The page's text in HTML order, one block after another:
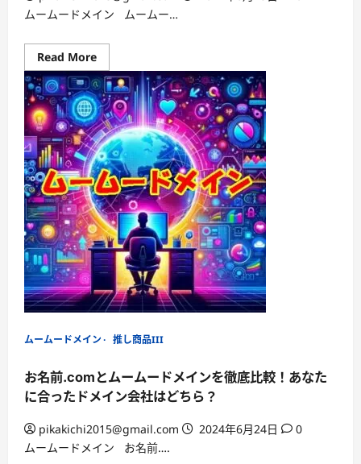
ムームードメイン ムームー…
Read MoreRead
more
about
簡
単！
ム
ー
ム
ー
ド
メ
イ
ン
for
WP
ホ
ス
テ
ィ
ン
で
WordPress
を
す
め
よ
う！
ムームードメイン 推し商品III
お名前.comとムームードメインを徹底比較！あなた
に合ったドメイン会社はどちら？
pikakichi2015@gmail.com 2024年6月24日
0
ムームードメイン お名前….